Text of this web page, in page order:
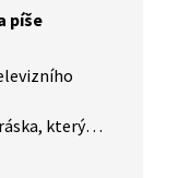
píše
který